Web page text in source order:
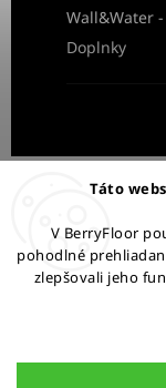
Táto
V BerryFloor
pohodlné
zlepšovali jeho
Wall&Water
Doplnky
Obchodné
Ostaňme v